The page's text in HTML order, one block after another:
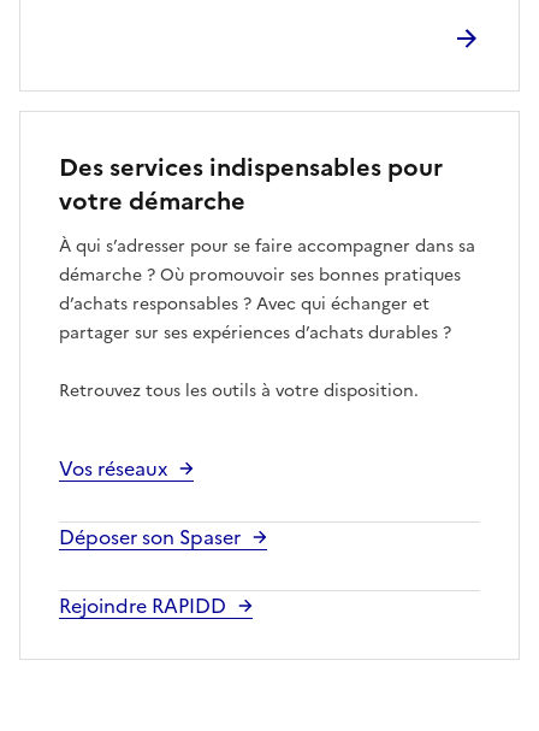
Des services indispensables pour
votre démarche
À qui s’adresser pour se faire accompagner dans sa
démarche ? Où promouvoir ses bonnes pratiques
d’achats responsables ? Avec qui échanger et
partager sur ses expériences d’achats durables ?
Retrouvez tous les outils à votre disposition.
Vos réseaux
Déposer son Spaser
Rejoindre RAPIDD